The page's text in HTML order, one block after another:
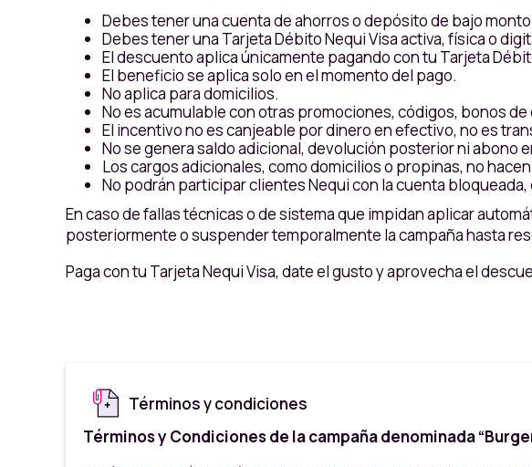
Debes tener una cuenta de ahorros o depósito de bajo
Debes tener una Tarjeta Débito Nequi Visa activa, física o
El descuento aplica únicamente pagando con tu Tarjeta
El beneficio se aplica solo en el momento del pago.
No aplica para domicilios.
No es acumulable con otras promociones, códigos, bonos
El incentivo no es canjeable por dinero en efectivo, no es
No se genera saldo adicional, devolución posterior ni abono
Los cargos adicionales, como domicilios o propinas, no
No podrán participar clientes Nequi con la cuenta
En caso de fallas técnicas o de sistema que impidan aplicar
posteriormente o suspender temporalmente la campaña hasta
Paga con tu Tarjeta Nequi Visa, date el gusto y aprovecha el
Términos y condiciones
Términos y Condiciones de la campaña denominada